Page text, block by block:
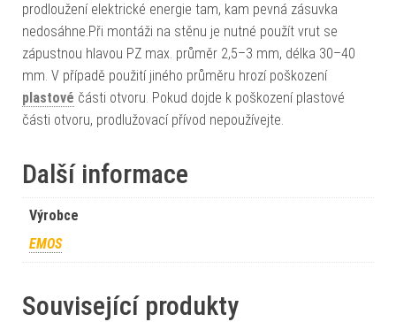
prodloužení elektrické energie tam, kam pevná zásuvka
nedosáhne.Při montáži na stěnu je nutné použít vrut se
zápustnou hlavou PZ max. průměr 2,5–3 mm, délka 30–40
mm. V případě použití jiného průměru hrozí poškození
plastové části otvoru. Pokud dojde k poškození plastové
části otvoru, prodlužovací přívod nepoužívejte.
Další informace
Výrobce
EMOS
Související produkty